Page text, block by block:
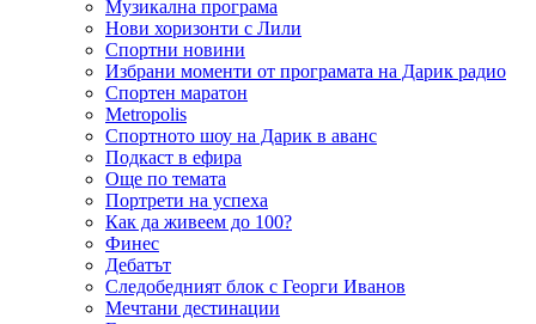
Музикална програма
Нови хоризонти с Лили
Спортни новини
Избрани моменти от програмата на Дарик радио
Спортен маратон
Metropolis
Спортното шоу на Дарик в аванс
Подкаст в ефира
Още по темата
Портрети на успеха
Как да живеем до 100?
Финес
Дебатът
Следобедният блок с Георги Иванов
Мечтани дестинации